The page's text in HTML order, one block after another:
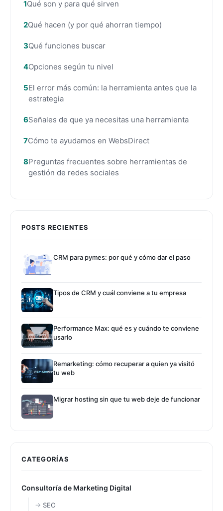
Qué son y para qué sirven
Qué hacen (y por qué ahorran tiempo)
Qué funciones buscar
Opciones según tu nivel
El error más común: la herramienta antes que la
estrategia
Señales de que ya necesitas una herramienta
Cómo te ayudamos en WebsDirect
Preguntas frecuentes sobre herramientas de
gestión de redes sociales
POSTS RECIENTES
CRM para pymes: por qué y cómo dar el paso
Tipos de CRM y cuál conviene a tu empresa
Performance Max: qué es y cuándo te conviene
usarlo
Remarketing: cómo recuperar a quien ya visitó
tu web
Migrar hosting sin que tu web deje de funcionar
CATEGORÍAS
Consultoría de Marketing Digital
SEO